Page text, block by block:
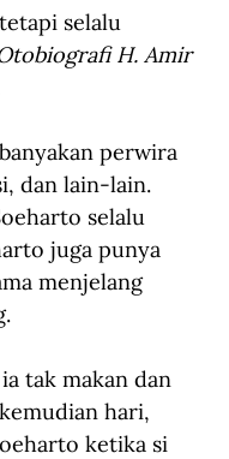
selalu
H. Amir
perwira
dan lain-lain.
selalu
juga punya
menjelang
tak makan dan
hari,
ketika si